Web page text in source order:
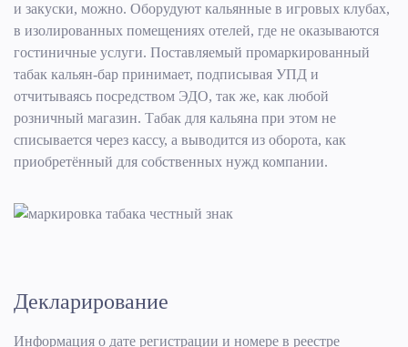
и закуски, можно. Оборудуют кальянные в игровых клубах,
в изолированных помещениях отелей, где не оказываются
гостиничные услуги. Поставляемый промаркированный
табак кальян-бар принимает, подписывая УПД и
отчитываясь посредством ЭДО, так же, как любой
розничный магазин. Табак для кальяна при этом не
списывается через кассу, а выводится из оборота, как
приобретённый для собственных нужд компании.
Декларирование
Информация о дате регистрации и номере в реестре